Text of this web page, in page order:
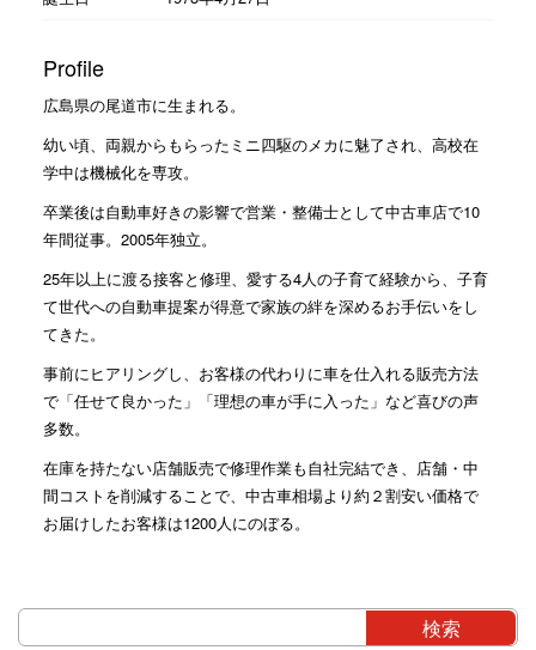
Profile
広島県の尾道市に生まれる。
幼い頃、両親からもらったミニ四駆のメカに魅了され、高校在
学中は機械化を専攻。
卒業後は自動車好きの影響で営業・整備士として中古車店で10
年間従事。2005年独立。
25年以上に渡る接客と修理、愛する4人の子育て経験から、子育
て世代への自動車提案が得意で家族の絆を深めるお手伝いをし
てきた。
事前にヒアリングし、お客様の代わりに車を仕入れる販売方法
で「任せて良かった」「理想の車が手に入った」など喜びの声
多数。
在庫を持たない店舗販売で修理作業も自社完結でき、店舗・中
間コストを削減することで、中古車相場より約２割安い価格で
お届けしたお客様は1200人にのぼる。